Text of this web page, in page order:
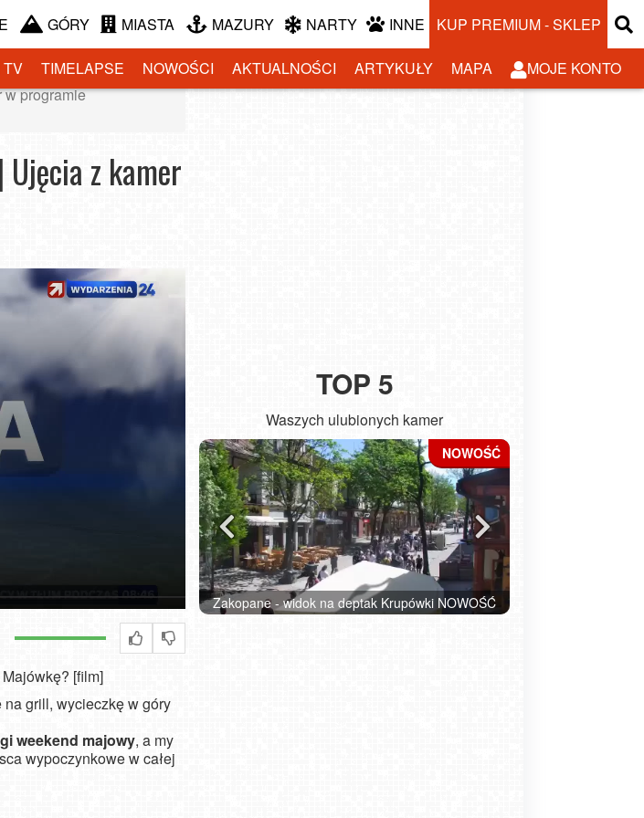
GÓRY MIASTA MAZURY NARTY INNE KUP PREMIUM - SKLEP
TV TIMELAPSE NOWOŚCI AKTUALNOŚCI ARTYKUŁY MAPA
MOJE KONTO
w programie
z kamer
[film]
grill, wycieczkę w góry
weekend majowy, a my
wypoczynkowe w całej
TOP 5
Waszych ulubionych kamer
na deptak Krupówki NOWOŚĆ Władysławowo - widok na plażę - NOWOŚĆ